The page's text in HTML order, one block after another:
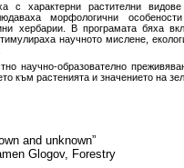
с характерни растителни
морфологични
хербарии. В програмата бяха
научното мислене,
научно-образователно
към растенията и значението на
and unknown”
Glogov, Forestry